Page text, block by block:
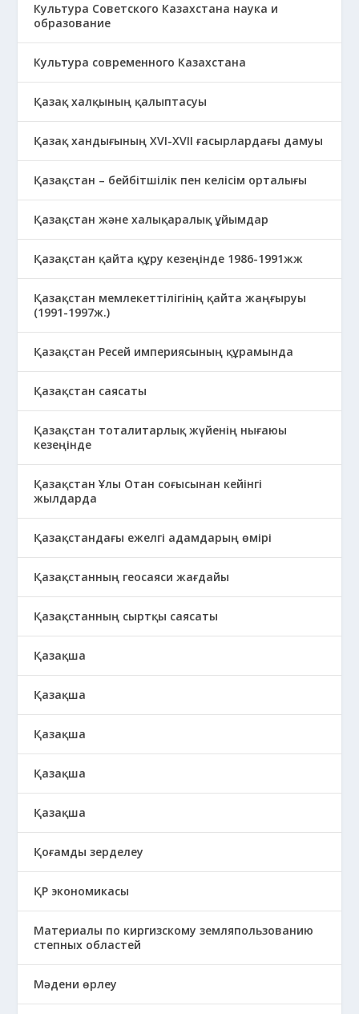
Культура Советского Казахстана наука и
образование
Культура современного Казахстана
Қазақ халқының қалыптасуы
Қазақ хандығының XVI-XVII ғасырлардағы дамуы
Қазақстан – бейбітшілік пен келісім орталығы
Қазақстан және халықаралық ұйымдар
Қазақстан қайта құру кезеңінде 1986-1991жж
Қазақстан мемлекеттілігінің қайта жаңғыруы
(1991-1997ж.)
Қазақстан Ресей империясының құрамында
Қазақстан саясаты
Қазақстан тоталитарлық жүйенің нығаюы
кезеңінде
Қазақстан Ұлы Отан соғысынан кейінгі
жылдарда
Қазақстандағы ежелгі адамдарың өмірі
Қазақстанның геосаяси жағдайы
Қазақстанның сыртқы саясаты
Қазақша
Қазақша
Қазақша
Қазақша
Қазақша
Қоғамды зерделеу
ҚР экономикасы
Материалы по киргизскому земляпользованию
степных областей
Мәдени өрлеу